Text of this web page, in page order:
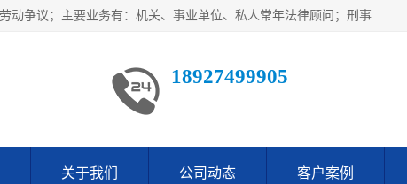
广东鹏合律师事务所主要业务范围：法律顾问、刑事案件、劳动争议；主要业务有：机关、事业单位、私人常年法律顾问；刑事案件辩护、案件代理、犯罪辩护、取保候审等法律事务；以及劳动合同、工伤、工资、辞退、开除等劳动法律事务；多年来，欧辉律师团队一直秉承“以信为本，以法为业”的执业理念，用自己的专业所长为当事人提供优质法律服务，深得当事人的一致好评及信赖。
18927499905
关于我们 公司动态 客户案例